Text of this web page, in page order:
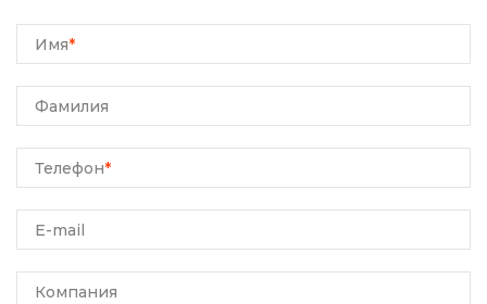
Имя*
Фамилия
Телефон*
E-mail
Компания